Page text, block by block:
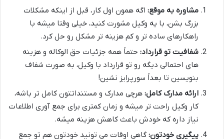
مشاوره به موقع: اگه همون اول کار، قبل از اینکه مشکلات
بزرگ بشن، با یه وکیل مشورت کنید، خیلی وقتا میشه با
راهکارهای ساده تر و کم هزینه تر مشکل رو حل کرد.
شفافیت تو قرارداد: حتماً همه جزئیات حق الوکاله و هزینه
های احتمالی دیگه رو تو قرارداد با وکیل، به صورت شفاف
بنویسین تا بعداً سورپرایز نشین!
ارائه مدارک کامل: هرچی مدارک و مستنداتتون کامل تر باشه،
کار وکیل راحت تر میشه و زمان کمتری برای جمع آوری اطلاعات
نیاز داره که خودش باعث کاهش هزینه میشه.
پیگیری خودتون: گاهی اوقات می تونید خودتون هم تو جمع